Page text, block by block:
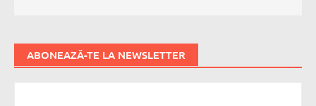
ABONEAZĂ-TE LA NEWSLETTER